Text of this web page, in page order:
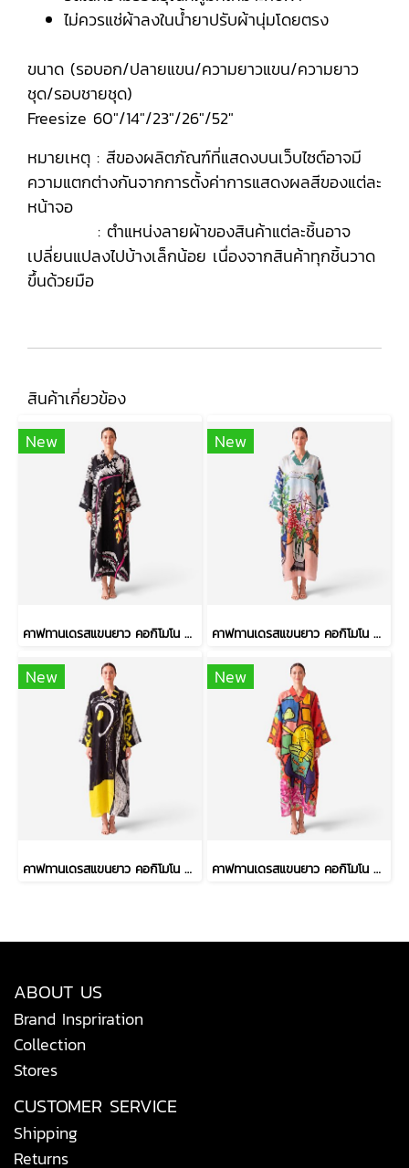
ไม่ควรแช่ผ้าลงในน้ำยาปรับผ้านุ่มโดยตรง
ขนาด (รอบอก/ปลายแขน/ความยาวแขน/ความยาว
ชุด/รอบชายชุด)
Freesize 60"/14"/23"/26"/52"
หมายเหตุ : สีของผลิตภัณฑ์ที่แสดงบนเว็บไซต์อาจมี
ความแตกต่างกันจากการตั้งค่าการแสดงผลสีของแต่ละ
หน้าจอ
: ตำแหน่งลายผ้าของสินค้าแต่ละชิ้นอาจ
เปลี่ยนแปลงไปบ้างเล็กน้อย เนื่องจากสินค้าทุกชิ้นวาด
ขึ้นด้วยมือ
สินค้าเกี่ยวข้อง
New
คาฟทานเดรสแขนยาว คอกิโมโน - สีดำ : ลายดอกเฮลิโคเนีย บนริ้วใบดำ-ขาว
New
คาฟทานเดรสแขนยาว คอกิโมโน - สีฟ้า : ลายแจกันดอกไม้ ริมวิวทะเล
New
คาฟทานเดรสแขนยาว คอกิโมโน - สีดำ : ลายวงพู่กันหนา และเส้นตารางสเก็ตช์
New
คาฟทานเดรสแขนยาว คอกิโมโน - สีแดง : ลายเจ้าเหมียวจอมซนกับโหลปลาทอง
ABOUT US
Brand Inspriration
Collection
Stores
CUSTOMER SERVICE
Shipping
Returns